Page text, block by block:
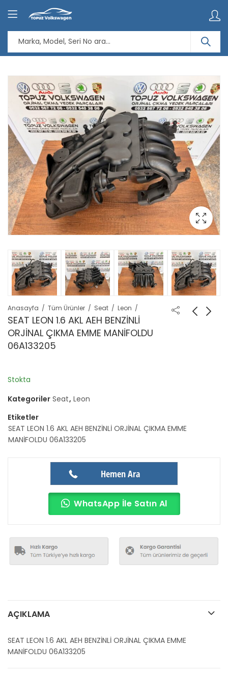
Anasayfa Tüm Ürünler Seat Leon
SEAT LEON 1.6 AKL AEH BENZİNLİ
ORJİNAL ÇIKMA EMME MANİFOLDU
06A133205
Stokta
Kategoriler Seat, Leon
Etiketler
SEAT LEON 1.6 AKL AEH BENZİNLİ ORJİNAL ÇIKMA EMME
MANİFOLDU 06A133205
Hemen Ara
WhatsApp İle Satın Al
AÇIKLAMA
SEAT LEON 1.6 AKL AEH BENZİNLİ ORJİNAL ÇIKMA EMME
MANİFOLDU 06A133205